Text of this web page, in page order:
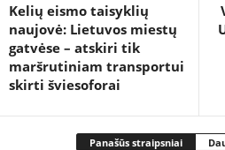
Kelių eismo taisyklių
naujovė: Lietuvos miestų
gatvėse – atskiri tik
maršrutiniam transportui
skirti šviesoforai
Panašūs straipsniai